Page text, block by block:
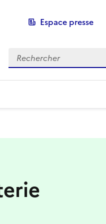
Espace presse
Recherche